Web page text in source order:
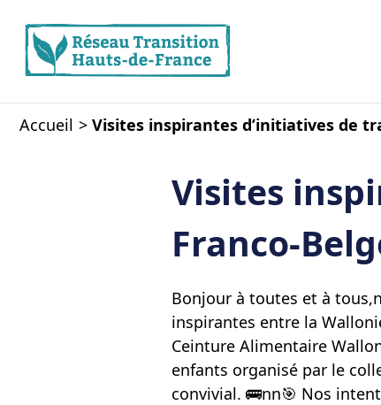
Accueil Visites inspirantes d’initiatives de
Visites
Franco-
Bonjour à toutes et à
inspirantes entre la
Ceinture Alimentaire
enfants organisé par le
convivial. 🚌nn🎯 Nos